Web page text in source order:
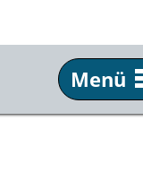
Menü
Häuser